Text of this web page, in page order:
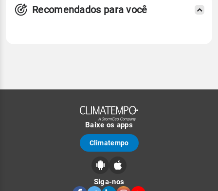
Recomendados para você
Baixe os apps
Climatempo
Siga-nos